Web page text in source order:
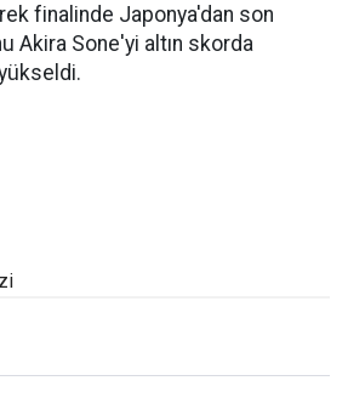
finalinde Japonya'dan son
Akira Sone'yi altın skorda